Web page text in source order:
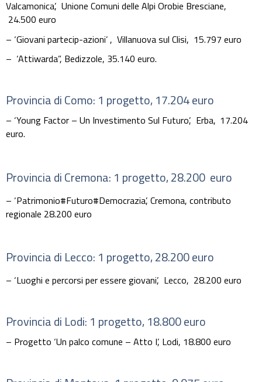
Valcamonica’, Unione Comuni delle Alpi Orobie Bresciane,
24.500 euro
– ‘Giovani partecip-azioni’ , Villanuova sul Clisi, 15.797 euro
– ‘Attiwarda”, Bedizzole, 35.140 euro.
Provincia di Como: 1 progetto, 17.204 euro
– ‘Young Factor – Un Investimento Sul Futuro’, Erba, 17.204
euro.
Provincia di Cremona: 1 progetto, 28.200 euro
– ‘Patrimonio#Futuro#Democrazia’, Cremona, contributo
regionale 28.200 euro
Provincia di Lecco: 1 progetto, 28.200 euro
– ‘Luoghi e percorsi per essere giovani’, Lecco, 28.200 euro
Provincia di Lodi: 1 progetto, 18.800 euro
– Progetto ‘Un palco comune – Atto I’, Lodi, 18.800 euro